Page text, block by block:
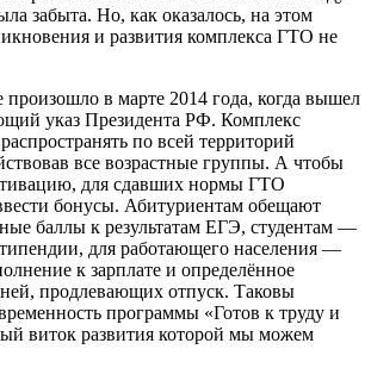
забыта. Но, как оказалось, на этом
и развития комплекса ГТО не
в марте 2014 года, когда вышел
указ Президента РФ. Комплекс
по всей территорий
все возрастные группы. А чтобы
для сдавших нормы ГТО
бонусы. Абитуриентам обещают
баллы к результатам ЕГЭ, студентам —
для работающего населения —
к зарплате и определённое
продлевающих отпуск. Таковы
программы «Готов к труду и
виток развития которой мы можем